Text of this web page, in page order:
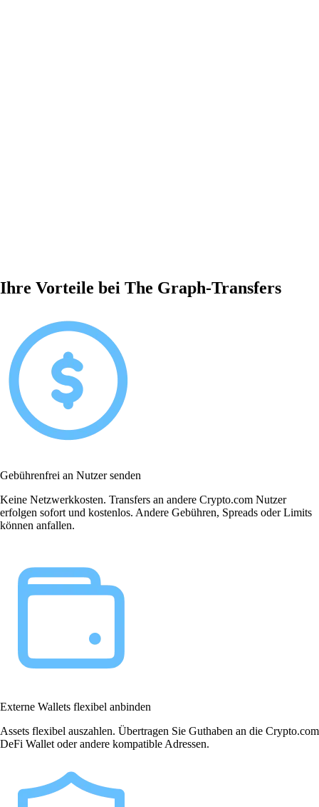
Ihre Vorteile bei The Graph-Transfers
Gebührenfrei an Nutzer senden
Keine Netzwerkkosten. Transfers an andere Crypto.com Nutzer
erfolgen sofort und kostenlos. Andere Gebühren, Spreads oder Limits
können anfallen.
Externe Wallets flexibel anbinden
Assets flexibel auszahlen. Übertragen Sie Guthaben an die Crypto.com
DeFi Wallet oder andere kompatible Adressen.